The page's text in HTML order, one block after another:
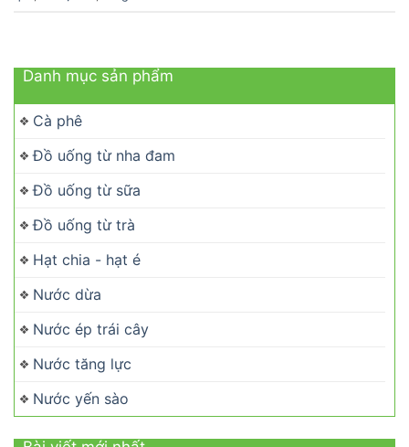
Danh mục sản phẩm
Cà phê
Đồ uống từ nha đam
Đồ uống từ sữa
Đồ uống từ trà
Hạt chia - hạt é
Nước dừa
Nước ép trái cây
Nước tăng lực
Nước yến sào